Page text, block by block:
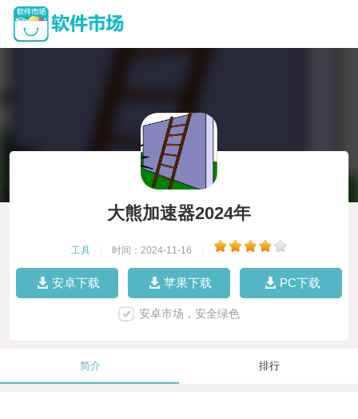
大熊加速器2024年
工具 时间：2024-11-16
安卓下载 苹果下载 PC下载
安卓市场，安全绿色
简介 排行